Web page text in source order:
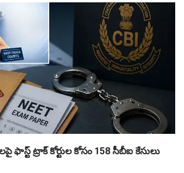
ఫాస్ట్ ట్రాక్ కోర్టుల కోసం 158 సీబీఐ కేసులు